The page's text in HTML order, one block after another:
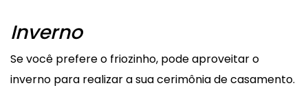
Inverno
Se você prefere o friozinho, pode aproveitar o
inverno para realizar a sua cerimônia de casamento.